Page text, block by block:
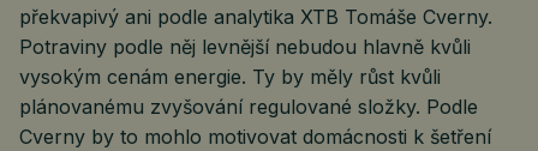
překvapivý ani podle analytika XTB Tomáše Cverny.
Potraviny podle něj levnější nebudou hlavně kvůli
vysokým cenám energie. Ty by měly růst kvůli
plánovanému zvyšování regulované složky. Podle
Cverny by to mohlo motivovat domácnosti k šetření